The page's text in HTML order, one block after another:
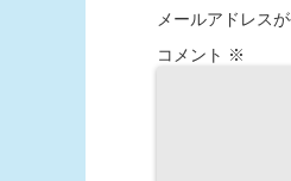
メールアドレス
コメント ※